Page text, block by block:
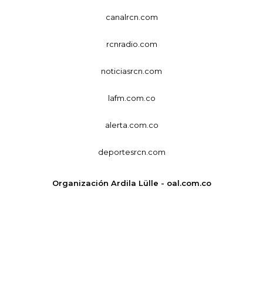
canalrcn.com
rcnradio.com
noticiasrcn.com
lafm.com.co
alerta.com.co
deportesrcn.com
Organización Ardila Lülle - oal.com.co